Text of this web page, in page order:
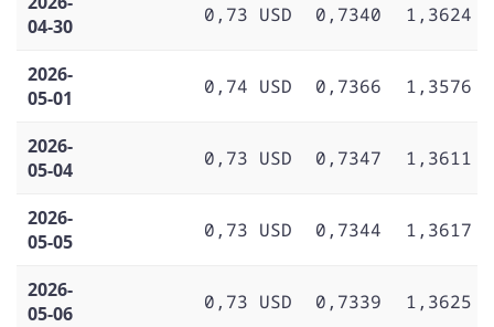
04-30
0,73 USD 0,7340 1,3624
2026-
05-01
0,74 USD 0,7366 1,3576
2026-
05-04
0,73 USD 0,7347 1,3611
2026-
05-05
0,73 USD 0,7344 1,3617
2026-
05-06
0,73 USD 0,7339 1,3625